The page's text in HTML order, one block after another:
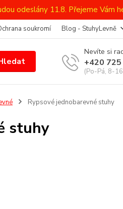
odeslány 11.8. Přejeme Vám
soukromí Blog - StuhyLevně
Nevíte si
+420
(Po-Pá, 8-
Rypsové jednobarevné stuhy
stuhy